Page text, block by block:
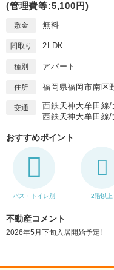
(管理費等:5,100円)
敷金 無料
間取り 2LDK
種別 アパート
住所 福岡県福岡市南区
交通
西鉄天神大牟田線
西鉄天神大牟田線
おすすめポイント
バス・トイレ別 2階以上
不動産コメント
2026年5月下旬入居開始予定!